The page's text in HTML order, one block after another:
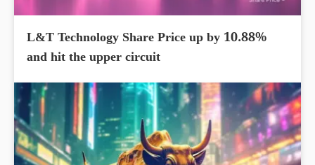
L&T Technology Share Price up by 10.88%
and hit the upper circuit